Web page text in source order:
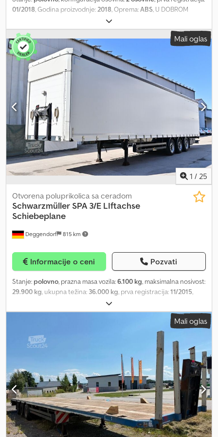
01/2018, Godina proizvodnje:2018, Oprema:ABS, U DOBROM
STANJU ----KOČNICE NA DISKOVIMA Dedpozlmkksfx Ah Rjck
Mali oglas
1 / 25
Deggendorf 815 km
Otvorena poluprikolica sa ceradom
Schwarzmüller SPA 3/E LIftachse
Schiebeplane
Informacije o ceni Pozvati
Stanje: polovno, prazna masa vozila:6.100 kg, maksimalna nosivost:
29.900 kg, ukupna težina: 36.000 kg, prva registracija:11/2015,
, vrsta goriva:
ostalo, kabina vozača:dnevna kabina, emisioni razred:nijedno,
, SCHWARZMUELLER SPA 3/E
sandučar s ceradom, CENA NA UPIT! Podizna osovina (1. osovina),
vazdušno vazdušno vešanje, disk kočnice, klizna cerada, neto
težina 6.100 kg, korisna nosivost 29.900 kg, bruto masa vozila
36.000 kg, prvi vlasnik. Kupujemo i Vaš kamion ili nudimo zamenu
uz doplatu. Online pregledi mogući putem WhatsApp-a i Vibera.
Možemo organizovati isporuku na Vašu adresu u Nemačkoj i širom
Evrope ili do međunarodnih luka uz nadoplatu. Na zahtev nudimo i
kontrolu kvaliteta na daljinu – možemo izvršiti tehnički pregled
(TÜV) za Vas (uz naknadu). Brze i jednostavne opcije finansiranja
za kupce iz Nemačke. Za izvoz van EU, zakonski PDV mora biti
uplaćen kao depozit. Greške i međuprodaja su mogući. Za više
Mali oglas